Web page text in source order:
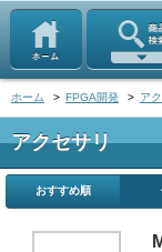
ホーム > FPGA開発 > ア
アクセサリ
おすすめ順